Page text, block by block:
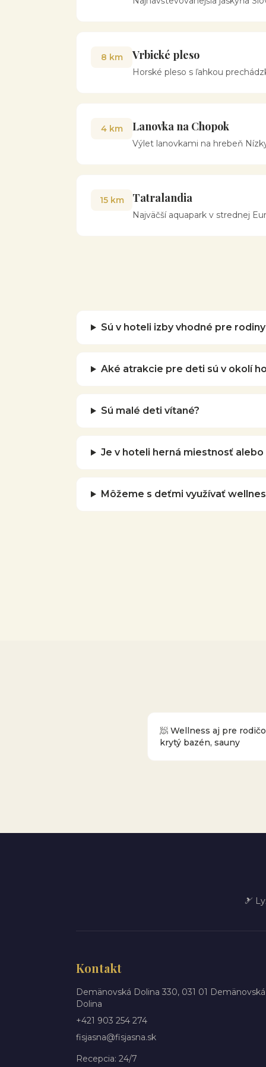
8 km Vrbické pleso
Horské pleso s ľahkou
4 km Lanovka na Chopok
Výlet lanovkami na hrebeň
15 km Tatralandia
Najväčší aquapark v strednej
Sú v hoteli izby vhodné pre
Aké atrakcie pre deti sú v okolí
Sú malé deti vítané?
Je v hoteli herná miestnosť alebo
Môžeme s deťmi využívať
🧖 Wellness aj pre
krytý bazén, sauny
🎿
Kontakt
Demänovská Dolina 330, 031 01 Demänovská
Dolina
+421 903 254 274
fisjasna@fisjasna.sk
Recepcia: 24/7